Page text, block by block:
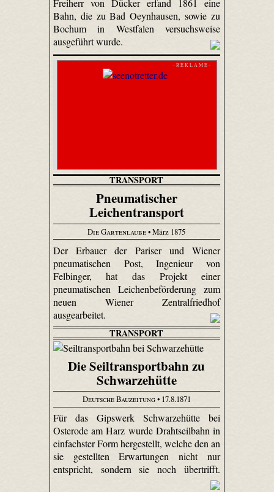
Freiherr von Dücker erfand 1861 eine
Bahn, die zu Bad Oeynhausen, sowie zu
Bochum in Westfalen versuchsweise
ausgeführt wurde.
- R E K L A M E -
TRANSPORT
Pneumatischer
Leichentransport
Die Gartenlaube• März 1875
Der Erbauer der Pariser und Wiener
pneumatischen Post, Ingenieur von
Felbinger, hat das Projekt einer
pneumatischen Leichenbeförderung zum
neuen Wiener Zentralfriedhof
ausgearbeitet.
TRANSPORT
Die Seiltransportbahn zu
Schwarzehütte
Deutsche Bauzeitung• 17.8.1871
Für das Gipswerk Schwarzehütte bei
Osterode am Harz wurde Drahtseilbahn in
einfachster Form hergestellt, welche den an
sie gestellten Erwartungen nicht nur
entspricht, sondern sie noch übertrifft.